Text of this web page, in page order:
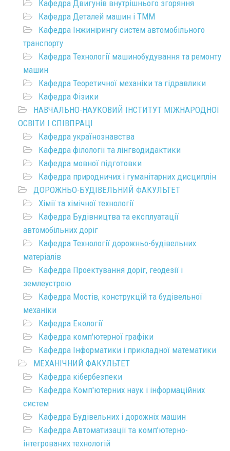
Кафедра Двигунів внутрішнього згоряння
Кафедра Деталей машин і ТММ
Кафедра Інжинірингу систем автомобільного
транспорту
Кафедра Технології машинобудування та ремонту
машин
Кафедра Теоретичної механіки та гідравлики
Кафедра Фізики
НАВЧАЛЬНО-НАУКОВИЙ ІНСТИТУТ МІЖНАРОДНОЇ
ОСВІТИ І СПІВПРАЦІ
Кафедра українознавства
Кафедра філології та лінгводидактики
Кафедра мовної підготовки
Кафедра природничих і гуманітарних дисциплін
ДОРОЖНЬО-БУДІВЕЛЬНИЙ ФАКУЛЬТЕТ
Хімії та хімічної технології
Кафедра Будівництва та експлуатації
автомобільних доріг
Кафедра Технології дорожньо-будівельних
матеріалів
Кафедра Проектування доріг, геодезії і
землеустрою
Кафедра Мостів, конструкцій та будівельної
механіки
Кафедра Екології
Кафедра комп'ютерної графіки
Кафедра Інформатики і прикладної математики
МЕХАНІЧНИЙ ФАКУЛЬТЕТ
Кафедра кібербезпеки
Кафедра Комп'ютерних наук і інформаційних
систем
Кафедра Будівельних і дорожніх машин
Кафедра Автоматизації та комп’ютерно-
інтегрованих технологій